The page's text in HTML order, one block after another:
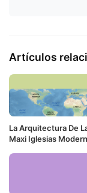
Artículos
La Arquitectura De
Maxi Iglesias